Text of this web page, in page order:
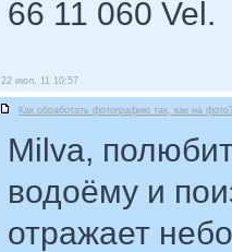
66 11 060 Vel.
22 июл, 11 10:57
Как обработать фотографию так, как на
Milva,
водоёму и
отражает